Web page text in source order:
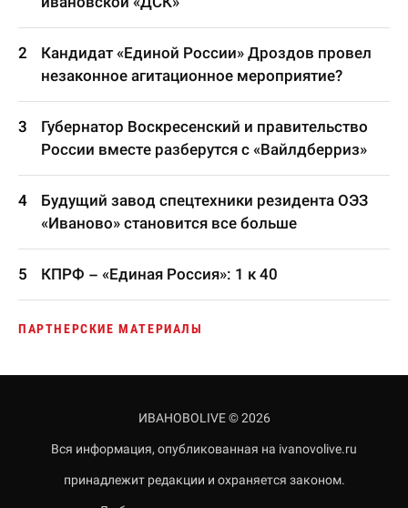
Кандидат «Единой России» Дроздов провел
незаконное агитационное мероприятие?
Губернатор Воскресенский и правительство
России вместе разберутся с «Вайлдберриз»
Будущий завод спецтехники резидента ОЭЗ
«Иваново» становится все больше
КПРФ – «Единая Россия»: 1 к 40
ПАРТНЕРСКИЕ МАТЕРИАЛЫ
ИВАНОВОLIVE © 2026
Вся информация, опубликованная на ivanovolive.ru
принадлежит редакции и охраняется законом.